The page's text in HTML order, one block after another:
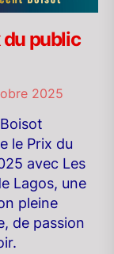
du public
2025
le Prix du
avec Les
Lagos, une
pleine
de passion